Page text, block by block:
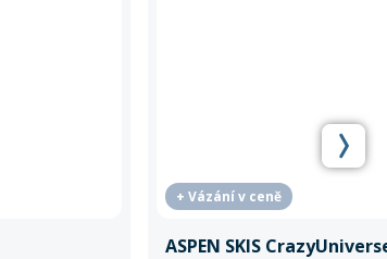
+ Vázání v ceně
ASPEN SKIS